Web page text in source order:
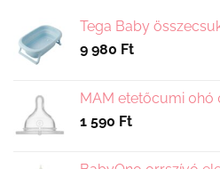
választhatók
ki
Tega Baby
9 980 Ft
MAM etetőcumi 0hó
1 590 Ft